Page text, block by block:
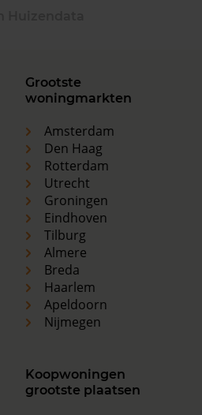
Grootste
woningmarkten
Amsterdam
Den Haag
Rotterdam
Utrecht
Groningen
Eindhoven
Tilburg
Almere
Breda
Haarlem
Apeldoorn
Nijmegen
Koopwoningen
grootste plaatsen